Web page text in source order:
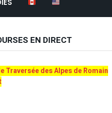
EN DIRECT
Traversée des Alpes de Romain